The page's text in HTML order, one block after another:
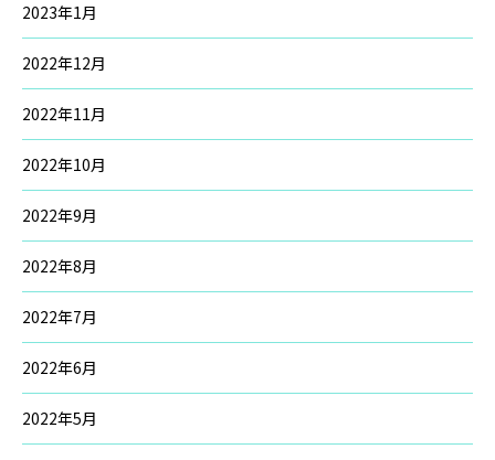
2023年1月
2022年12月
2022年11月
2022年10月
2022年9月
2022年8月
2022年7月
2022年6月
2022年5月